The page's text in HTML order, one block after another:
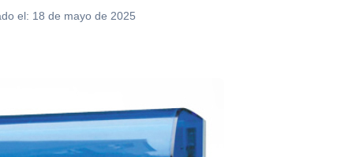
el: 18 de mayo de 2025